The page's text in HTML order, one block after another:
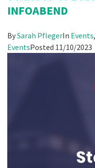
INFOABEND
BySarah PflegerIn Events,
EventsPosted 11/10/2023